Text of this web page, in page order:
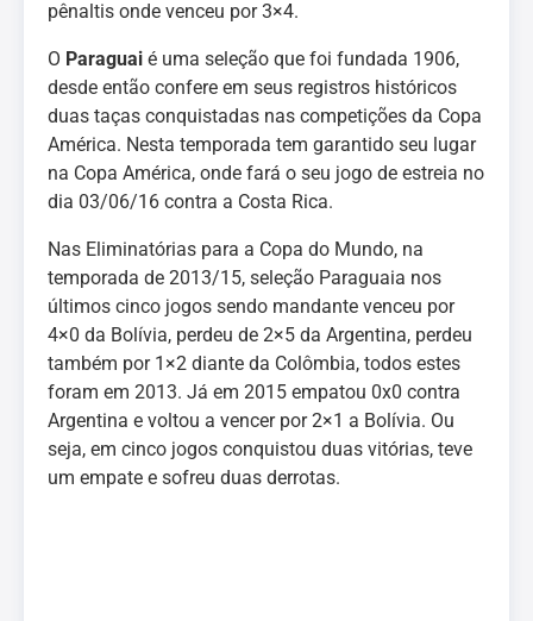
pênaltis onde venceu por 3×4.
O Paraguai é uma seleção que foi fundada 1906,
desde então confere em seus registros históricos
duas taças conquistadas nas competições da Copa
América. Nesta temporada tem garantido seu lugar
na Copa América, onde fará o seu jogo de estreia no
dia 03/06/16 contra a Costa Rica.
Nas Eliminatórias para a Copa do Mundo, na
temporada de 2013/15, seleção Paraguaia nos
últimos cinco jogos sendo mandante venceu por
4×0 da Bolívia, perdeu de 2×5 da Argentina, perdeu
também por 1×2 diante da Colômbia, todos estes
foram em 2013. Já em 2015 empatou 0x0 contra
Argentina e voltou a vencer por 2×1 a Bolívia. Ou
seja, em cinco jogos conquistou duas vitórias, teve
um empate e sofreu duas derrotas.